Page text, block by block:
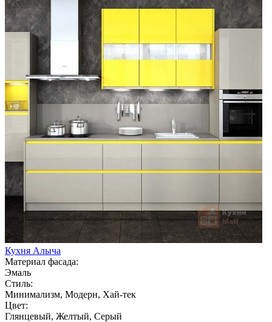
Кухня Алыча
Материал фасада:
Эмаль
Стиль:
Минимализм, Модерн, Хай-тек
Цвет:
Глянцевый, Желтый, Серый